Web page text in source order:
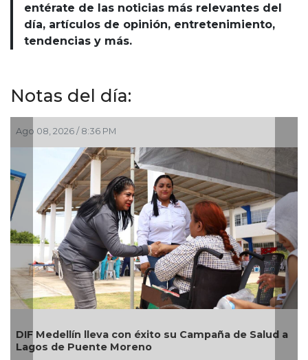
entérate de las noticias más relevantes del
día, artículos de opinión, entretenimiento,
tendencias y más.
Notas del día:
Ago 08, 2026 / 8:36 PM
DIF Medellín lleva con éxito su Campaña de Salud a
Lagos de Puente Moreno